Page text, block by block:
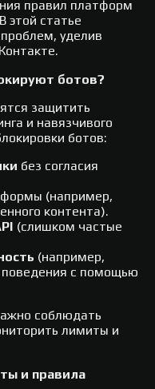
правил платформ
этой статье
уделив
ботов?
защитить
и навязчивого
ботов:
без согласия
(например,
контента).
(слишком частые
(например,
поведения с помощью
соблюдать
лимиты и
и правила